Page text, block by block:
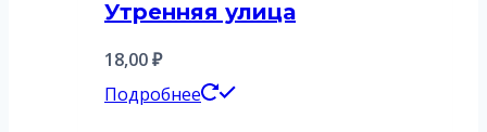
Утренняя улица
18,00₽
Подробнее